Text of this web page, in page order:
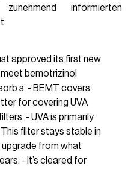
zunehmend informierten
approved its first new
bemotrizinol
s. - BEMT covers
for covering UVA
- UVA is primarily
filter stays stable in
upgrade from what
- It’s cleared for